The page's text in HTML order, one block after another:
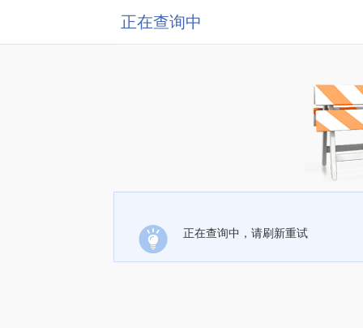
正在查询中
正在查询中，请刷新重试